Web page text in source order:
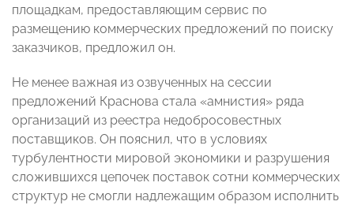
площадкам, предоставляющим сервис по
размещению коммерческих предложений по поиску
заказчиков, предложил он.
Не менее важная из озвученных на сессии
предложений Краснова стала «амнистия» ряда
организаций из реестра недобросовестных
поставщиков. Он пояснил, что в условиях
турбулентности мировой экономики и разрушения
сложившихся цепочек поставок сотни коммерческих
структур не смогли надлежащим образом исполнить